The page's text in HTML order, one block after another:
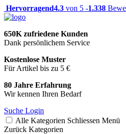
Hervorragend4.3 von 5 -1.338
650K zufriedene Kunden
Dank persönlichem Service
Kostenlose Muster
Für Artikel bis zu 5 €
80 Jahre Erfahrung
Wir kennen Ihren Bedarf
Suche Login
Alle Kategorien Schliessen Menü
Zurück Kategorien